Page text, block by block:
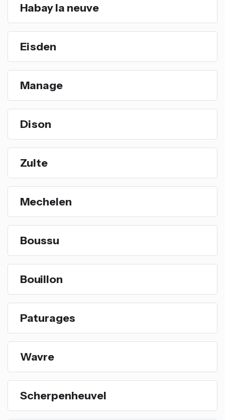
Habay la neuve
Eisden
Manage
Dison
Zulte
Mechelen
Boussu
Bouillon
Paturages
Wavre
Scherpenheuvel